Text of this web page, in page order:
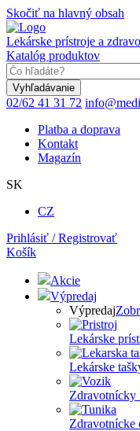
Skočiť na hlavný obsah
Lekárske prístroje a
Katalóg produktov
02/62 41 31 72
Platba a doprava
Kontakt
Magazín
SK
CZ
Prihlásiť / Registrovať
Košík
Akcie
Výpredaj
Výpredaj
Lekárske
Lekárske
Zdravotnícky
Zdravotnícke